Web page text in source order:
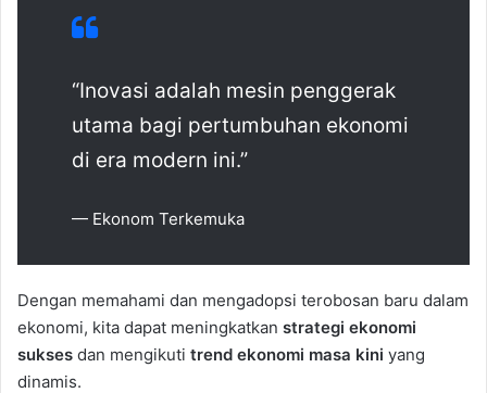
“Inovasi adalah mesin penggerak
utama bagi pertumbuhan ekonomi
di era modern ini.”
— Ekonom Terkemuka
Dengan memahami dan mengadopsi terobosan baru dalam
ekonomi, kita dapat meningkatkan strategi ekonomi
sukses dan mengikuti trend ekonomi masa kini yang
dinamis.